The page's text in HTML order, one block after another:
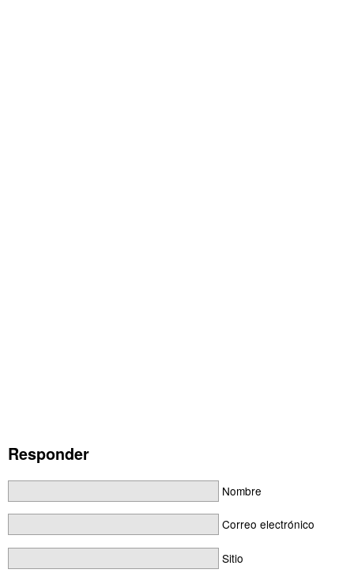
Responder
Nombre
Correo electrónico
Sitio